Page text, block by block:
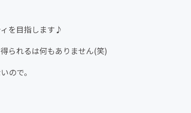
を目指します♪
られるは何もありません(笑)
ので。